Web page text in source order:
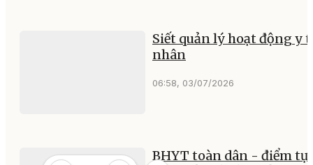
Siết quản lý hoạt động y
nhân
06:58, 03/07/2026
BHYT toàn dân - điểm